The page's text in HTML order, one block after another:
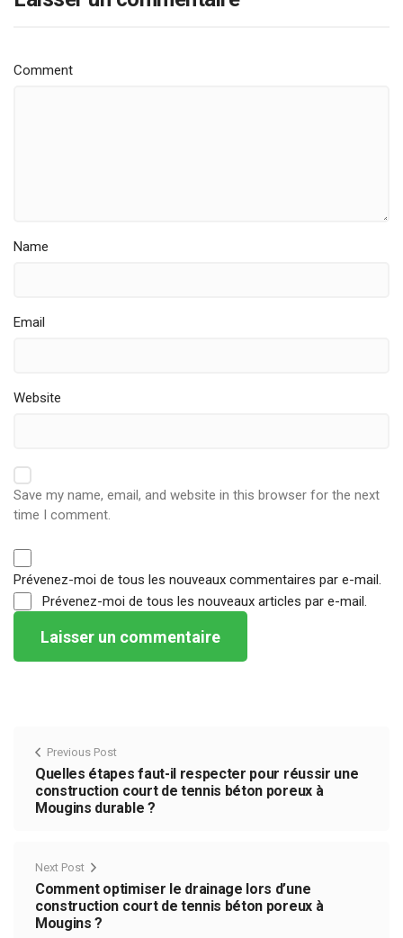
Comment
Name
Email
Website
Save my name, email, and website in this browser for the next
time I comment.
Prévenez-moi de tous les nouveaux commentaires par e-mail.
Prévenez-moi de tous les nouveaux articles par e-mail.
Previous Post
Quelles étapes faut-il respecter pour réussir une
construction court de tennis béton poreux à
Mougins durable ?
Next Post
Comment optimiser le drainage lors d’une
construction court de tennis béton poreux à
Mougins ?